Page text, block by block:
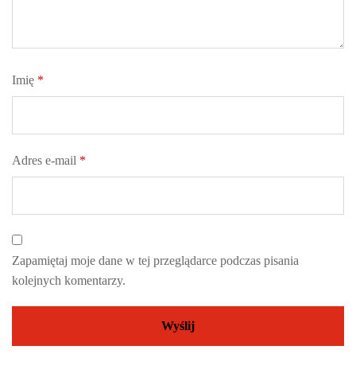
Imię *
Adres e-mail *
Zapamiętaj moje dane w tej przeglądarce podczas pisania
kolejnych komentarzy.